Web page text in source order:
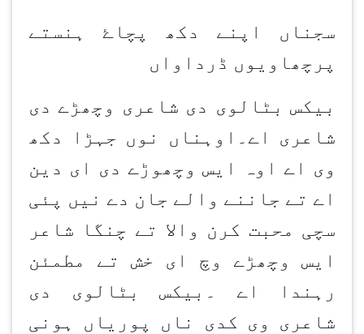
سجناں اپنے دکھ پچا ۓ ہنستے
پرچھاویوں ڈرداواں
بیکس بٹالوی دی شاعری وچھڑے دی
شاعری اے۔اوہناں نوں جہڑا دکھ
وی اے اوہ ایس وچھوڑے دی ای دین
اے تے جاننے والے جان دے نیں پئی
سچی محبت کرن والا تے چنگا شاعر
ایس وچھڑے وچ ای خش تے مطمئن
رہندا اے ۔بیکس بٹالوی دی
شاعری وی کدی ناں پوریاں ہونی